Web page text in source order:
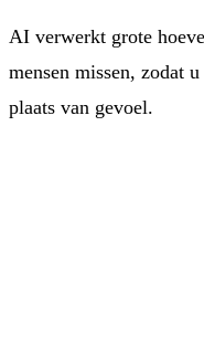
AI verwerkt grote
mensen missen, zodat
plaats van gevoel.